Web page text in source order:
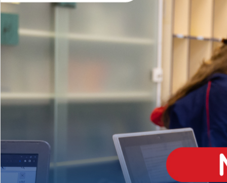
EDUCAÇÃO INFANTIL
Inglês todos os dias
MÉDIO
igh School
Dupla Diplomação